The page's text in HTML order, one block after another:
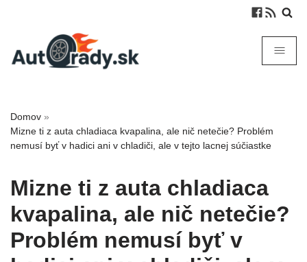
Domov »
Mizne ti z auta chladiaca kvapalina, ale nič netečie? Problém
nemusí byť v hadici ani v chladiči, ale v tejto lacnej súčiastke
Mizne ti z auta chladiaca
kvapalina, ale nič netečie?
Problém nemusí byť v